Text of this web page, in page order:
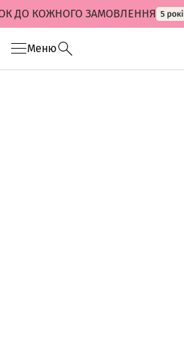
ДО КОЖНОГО ЗАМОВЛЕННЯ
Меню